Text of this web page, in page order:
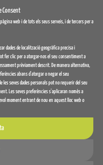
Consent
web i de tots els seus serveis, i de tercers per a
dades de localització geogràfica precisa i
fer clic per a atorgar-nos el seu consentiment a
prèviament descrit. De manera alternativa,
abans d'atorgar o negar el seu
seves dades personals pot no requerir del seu
Les seves preferències s'aplicaran només a
moment entrant de nou en aquest lloc web o
TE
al
tu